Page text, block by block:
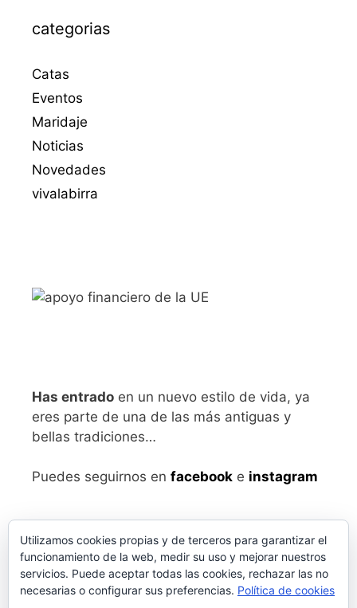
categorias
Catas
Eventos
Maridaje
Noticias
Novedades
vivalabirra
Has entrado en un nuevo estilo de vida, ya
eres parte de una de las más antiguas y
bellas tradiciones…
Puedes seguirnos en facebook e instagram
Utilizamos cookies propias y de terceros para garantizar el
funcionamiento de la web, medir su uso y mejorar nuestros
servicios. Puede aceptar todas las cookies, rechazar las no
necesarias o configurar sus preferencias. Política de cookies